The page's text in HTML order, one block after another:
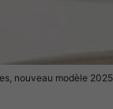
nouveau modèle